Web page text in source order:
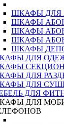
ШКАФЫ ДЛЯ
ШКАФЫ
ШКАФЫ
ШКАФЫ
ШКАФЫ
ДЛЯ
ДЛЯ
ДЛЯ
ДЛЯ
ДЛЯ